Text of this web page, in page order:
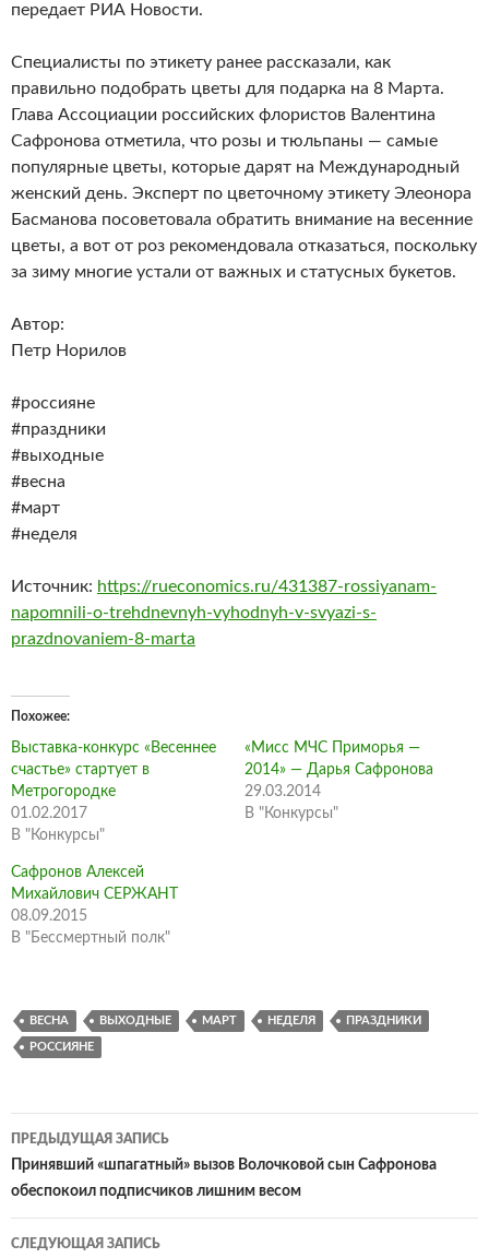
передает РИА Новости.
Специалисты по этикету ранее рассказали, как
правильно подобрать цветы для подарка на 8 Марта.
Глава Ассоциации российских флористов Валентина
Сафронова отметила, что розы и тюльпаны — самые
популярные цветы, которые дарят на Международный
женский день. Эксперт по цветочному этикету Элеонора
Басманова посоветовала обратить внимание на весенние
цветы, а вот от роз рекомендовала отказаться, поскольку
за зиму многие устали от важных и статусных букетов.
Автор:
Петр Норилов
#россияне
#праздники
#выходные
#весна
#март
#неделя
Источник: https://rueconomics.ru/431387-rossiyanam-
napomnili-o-trehdnevnyh-vyhodnyh-v-svyazi-s-
prazdnovaniem-8-marta
Похожее
Выставка-конкурс «Весеннее
счастье» стартует в
Метрогородке
01.02.2017
В "Конкурсы"
«Мисс МЧС Приморья —
2014» — Дарья Сафронова
29.03.2014
В "Конкурсы"
Сафронов Алексей
Михайлович СЕРЖАНТ
08.09.2015
В "Бессмертный полк"
ВЕСНА ВЫХОДНЫЕ МАРТ НЕДЕЛЯ ПРАЗДНИКИ
РОССИЯНЕ
Навигация
по
записям
ПРЕДЫДУЩАЯ ЗАПИСЬ
Принявший «шпагатный» вызов Волочковой сын Сафронова
обеспокоил подписчиков лишним весом
СЛЕДУЮЩАЯ ЗАПИСЬ